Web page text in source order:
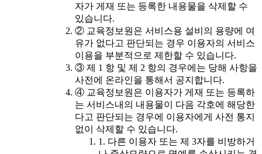
자가 게재 또는 등록한 내용물을 삭제할 수
있습니다.
② 교육정보원은 서비스용 설비의 용량에 여
유가 없다고 판단되는 경우 이용자의 서비스
이용을 부분적으로 제한할 수 있습니다.
③ 제 1 항 및 제 2 항의 경우에는 당해 사항을
사전에 온라인을 통해서 공지합니다.
④ 교육정보원은 이용자가 게재 또는 등록하
는 서비스내의 내용물이 다음 각호에 해당한
다고 판단되는 경우에 이용자에게 사전 통지
없이 삭제할 수 있습니다.
1. 다른 이용자 또는 제 3자를 비방하거